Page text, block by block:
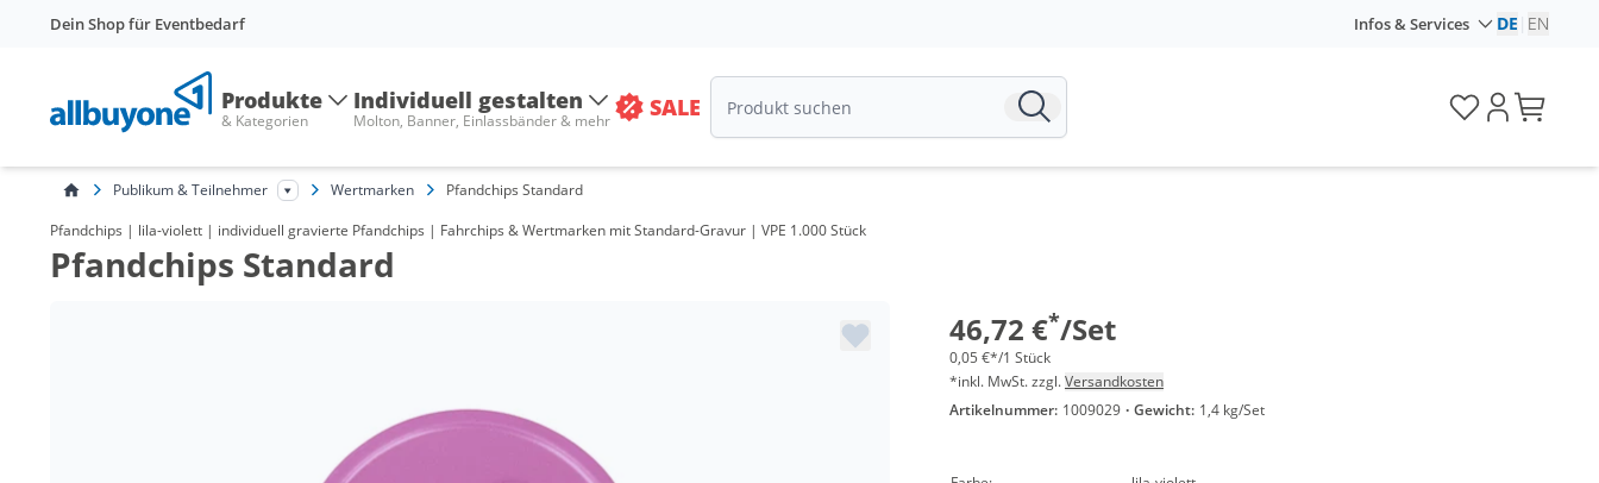
Dein Shop für Eventbedarf Infos & Services DE EN
Produkte
& Kategorien
Individuell gestalten
Molton, Banner, Einlassbänder & mehr SALE
Publikum & Teilnehmer Wertmarken Pfandchips Standard
Pfandchips | lila-violett | individuell gravierte Pfandchips | Fahrchips & Wertmarken mit Standard-Gravur | VPE 1.000 Stück
Pfandchips Standard
46,72 €*/Set
0,05 €*/1 Stück
*inkl. MwSt. zzgl.Versandkosten
Artikelnummer: 1009029 · Gewicht: 1,4 kg/Set